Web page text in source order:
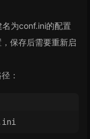
为conf.ini的配置
保存后需要重新启
：